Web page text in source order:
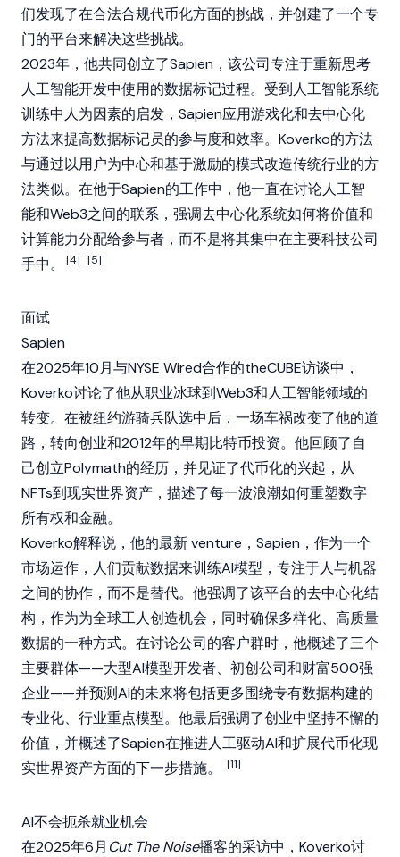
们发现了在合法合规代币化方面的挑战，并创建了一个专
门的平台来解决这些挑战。
2023年，他共同创立了Sapien ，该公司专注于重新思考
人工智能开发中使用的数据标记过程。受到人工智能系统
训练中人为因素的启发， Sapien应用游戏化和去中心化
方法来提高数据标记员的参与度和效率。Koverko的方法
与通过以用户为中心和基于激励的模式改造传统行业的方
法类似。在他于Sapien的工作中，他一直在讨论人工智
能和Web3之间的联系，强调去中心化系统如何将价值和
计算能力分配给参与者，而不是将其集中在主要科技公司
手中。
[4] [5]
面试
Sapien
在2025年10月与NYSE Wired合作的theCUBE访谈中，
Koverko讨论了他从职业冰球到Web3和人工智能领域的
转变。在被纽约游骑兵队选中后，一场车祸改变了他的道
路，转向创业和2012年的早期比特币投资。他回顾了自
己创立Polymath的经历，并见证了代币化的兴起，从
NFTs到现实世界资产 ，描述了每一波浪潮如何重塑数字
所有权和金融。
Koverko解释说，他的最新 venture， Sapien ，作为一个
市场运作，人们贡献数据来训练AI模型，专注于人与机器
之间的协作，而不是替代。他强调了该平台的去中心化结
构，作为为全球工人创造机会，同时确保多样化、高质量
数据的一种方式。在讨论公司的客户群时，他概述了三个
主要群体——大型AI模型开发者、初创公司和财富500强
企业——并预测AI的未来将包括更多围绕专有数据构建的
专业化、行业重点模型。他最后强调了创业中坚持不懈的
价值，并概述了Sapien在推进人工驱动AI和扩展代币化现
实世界资产方面的下一步措施。 [11]
AI不会扼杀就业机会
在2025年6月 Cut The Noise播客的采访中，Koverko讨